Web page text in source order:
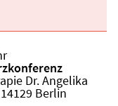
Dr. Angelika
Berlin